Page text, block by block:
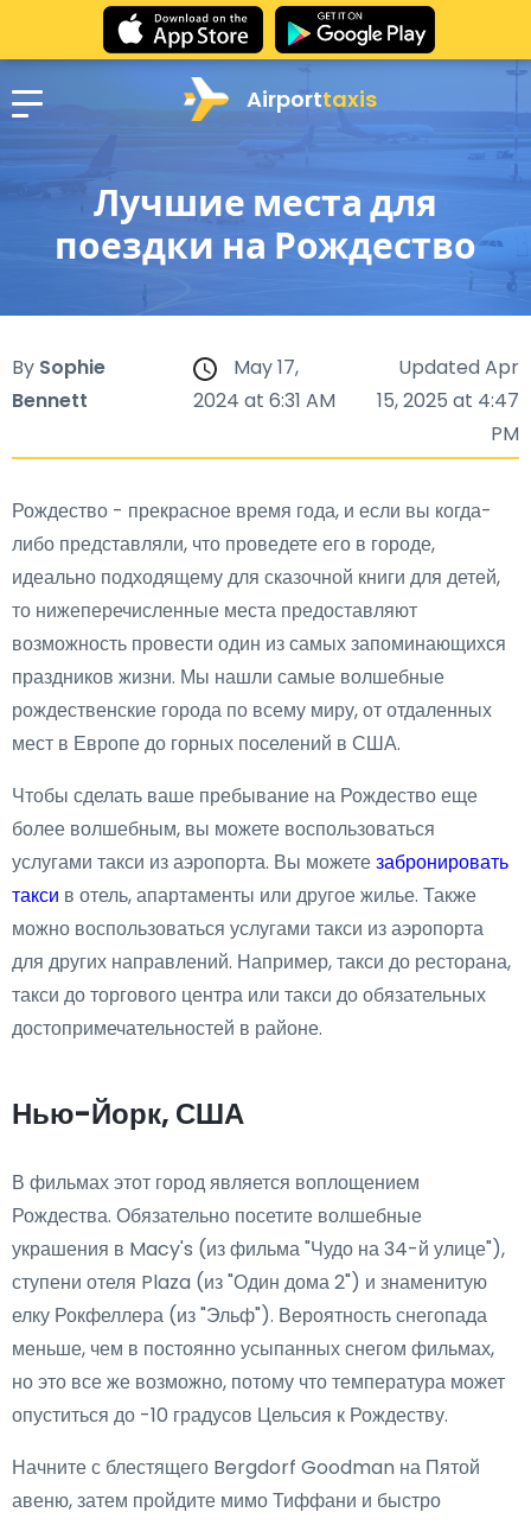
Airporttaxis
Лучшие места для
поездки на Рождество
By Sophie
Bennett
May 17,
2024 at 6:31 AM
Updated Apr
15, 2025 at 4:47
PM
Рождество - прекрасное время года, и если вы когда-
либо представляли, что проведете его в городе,
идеально подходящему для сказочной книги для детей,
то нижеперечисленные места предоставляют
возможность провести один из самых запоминающихся
праздников жизни. Мы нашли самые волшебные
рождественские города по всему миру, от отдаленных
мест в Европе до горных поселений в США.
Чтобы сделать ваше пребывание на Рождество еще
более волшебным, вы можете воспользоваться
услугами такси из аэропорта. Вы можетезабронировать
такси в отель, апартаменты или другое жилье. Также
можно воспользоваться услугами такси из аэропорта
для других направлений. Например, такси до ресторана,
такси до торгового центра или такси до обязательных
достопримечательностей в районе.
Нью-Йорк, США
В фильмах этот город является воплощением
Рождества. Обязательно посетите волшебные
украшения в Macy's (из фильма "Чудо на 34-й улице"),
ступени отеля Plaza (из "Один дома 2") и знаменитую
елку Рокфеллера (из "Эльф"). Вероятность снегопада
меньше, чем в постоянно усыпанных снегом фильмах,
но это все же возможно, потому что температура может
опуститься до -10 градусов Цельсия к Рождеству.
Начните с блестящего Bergdorf Goodman на Пятой
авеню, затем пройдите мимо Тиффани и быстро